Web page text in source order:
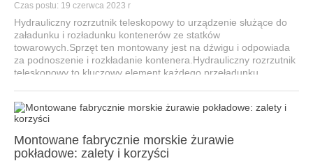
Czas postu: 19 czerwca 2023 r
Hydrauliczny rozrzutnik teleskopowy to urządzenie służące do
załadunku i rozładunku kontenerów ze statków
towarowych.Sprzęt ten montowany jest na dźwigu i odpowiada
za podnoszenie i rozkładanie kontenera.Hydrauliczny rozrzutnik
teleskopowy to kluczowy element każdego przeładunku...
Montowane fabrycznie morskie żurawie
pokładowe: zalety i korzyści